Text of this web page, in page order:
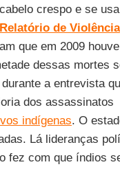
crespo e se usa
Relatório de Violência
que em 2009
dessas mortes
a entrevista
dos assassinatos
indígenas. O
Lá lideranças
fez com que índios